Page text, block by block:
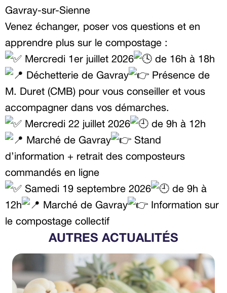
Gavray-sur-Sienne
Venez échanger, poser vos questions et en
apprendre plus sur le compostage :
Mercredi 1er juillet 2026
de 16h à 18h
Déchetterie de Gavray
Présence de
M. Duret (CMB) pour vous conseiller et vous
accompagner dans vos démarches.
Mercredi 22 juillet 2026
de 9h à 12h
Marché de Gavray
Stand
d’information + retrait des composteurs
commandés en ligne
Samedi 19 septembre 2026
de 9h à
12h
Marché de Gavray
Information sur
le compostage collectif
AUTRES ACTUALITÉS